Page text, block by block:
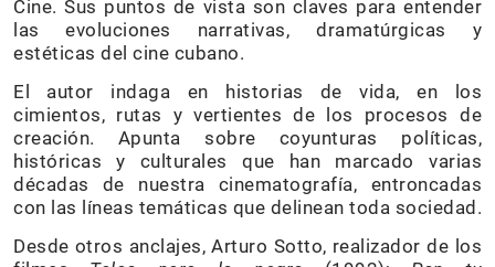
Cine. Sus puntos de vista son claves para entender
las evoluciones narrativas, dramatúrgicas y
estéticas del cine cubano.
El autor indaga en historias de vida, en los
cimientos, rutas y vertientes de los procesos de
creación. Apunta sobre coyunturas políticas,
históricas y culturales que han marcado varias
décadas de nuestra cinematografía, entroncadas
con las líneas temáticas que delinean toda sociedad.
Desde otros anclajes, Arturo Sotto, realizador de los